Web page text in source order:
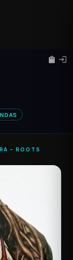
shopping_bag login
– ROOTS